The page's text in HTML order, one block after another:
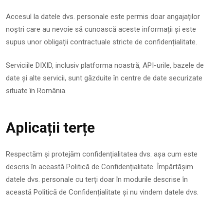
Accesul la datele dvs. personale este permis doar angajaților
noștri care au nevoie să cunoască aceste informații și este
supus unor obligații contractuale stricte de confidențialitate.
Serviciile DIXID, inclusiv platforma noastră, API-urile, bazele de
date și alte servicii, sunt găzduite în centre de date securizate
situate în România.
Aplicații terțe
Respectăm și protejăm confidențialitatea dvs. așa cum este
descris în această Politică de Confidențialitate. Împărtășim
datele dvs. personale cu terți doar în modurile descrise în
această Politică de Confidențialitate și nu vindem datele dvs.